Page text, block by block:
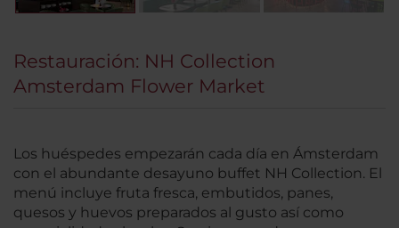
Restauración: NH Collection
Amsterdam Flower Market
Los huéspedes empezarán cada día en Ámsterdam
con el abundante desayuno buffet NH Collection. El
menú incluye fruta fresca, embutidos, panes,
quesos y huevos preparados al gusto así como